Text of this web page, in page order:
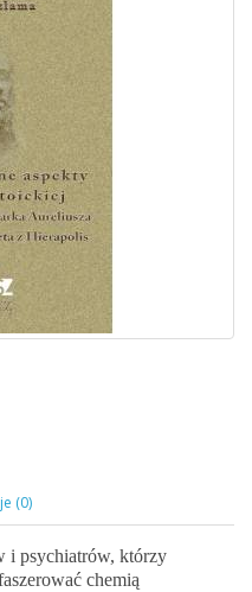
i psychiatrów, którzy
chemią